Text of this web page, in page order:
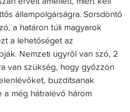
állampolgárságra. Sorsdöntő
a határon túli magyarok
a lehetőséget az
Nemzeti ügyről van szó, 2
van szükség, hogy győzzön
buzdítsanak
a még hátralévő három